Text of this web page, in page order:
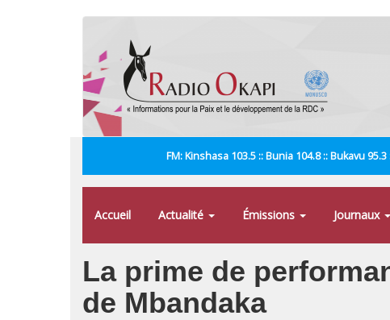
FM: Kinshasa 103.5 :: Bunia 104.8 :: Bukavu
Accueil Actualité Émissions Journaux
La prime de
de Mbandaka